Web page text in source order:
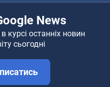
News
курсі останніх новин
сьогодні